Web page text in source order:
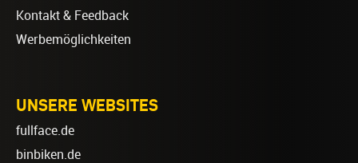
Kontakt & Feedback
Werbemöglichkeiten
UNSERE WEBSITES
fullface.de
binbiken.de